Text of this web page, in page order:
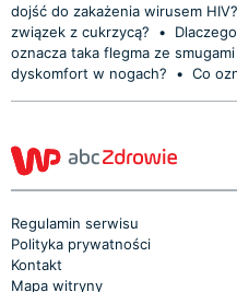
dojść do zakażenia wirusem HIV?
związek z cukrzycą?
•
oznacza taka flegma ze
dyskomfort w nogach?
• Co
Regulamin serwisu
Polityka prywatności
Kontakt
Mapa witryny